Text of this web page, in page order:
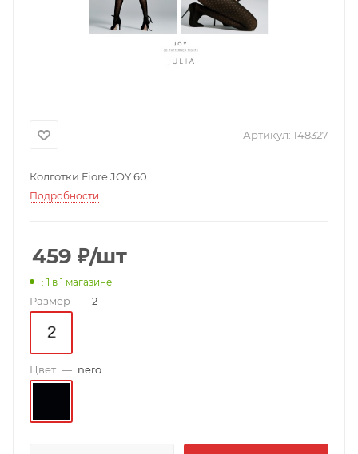
Артикул: 148327
Колготки Fiore JOY 60
Подробности
459 ₽/шт
: 1 в 1 магазине
Размер — 2
Цвет — nero